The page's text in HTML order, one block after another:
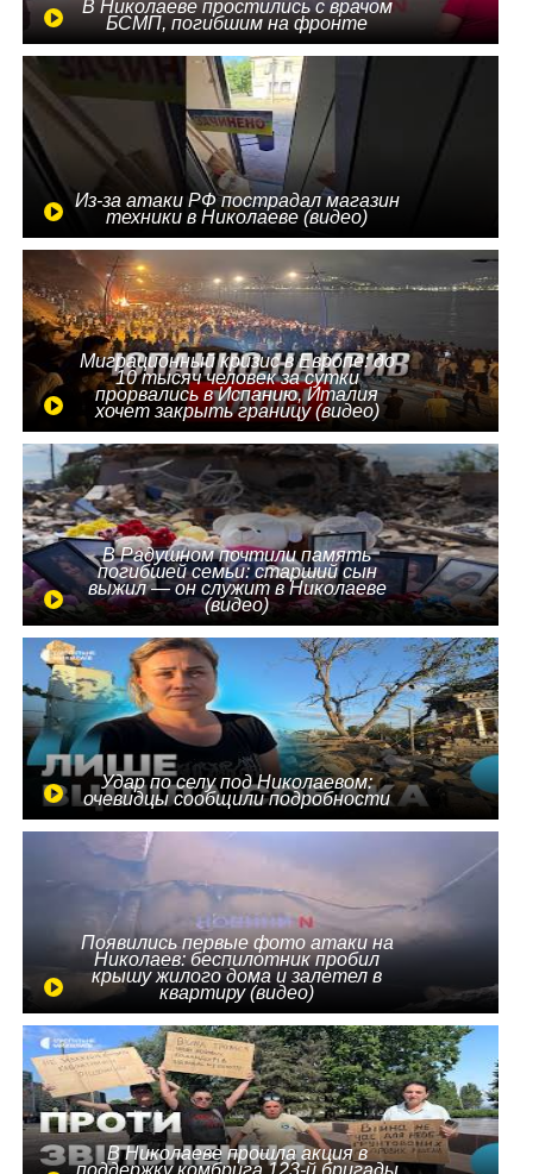
В Николаеве простились с врачом
БСМП, погибшим на фронте
Из-за атаки РФ пострадал магазин
техники в Николаеве (видео)
Миграционный кризис в Европе: до
10 тысяч человек за сутки
прорвались в Испанию, Италия
хочет закрыть границу (видео)
В Радушном почтили память
погибшей семьи: старший сын
выжил — он служит в Николаеве
(видео)
Удар по селу под Николаевом:
очевидцы сообщили подробности
Появились первые фото атаки на
Николаев: беспилотник пробил
крышу жилого дома и залетел в
квартиру (видео)
В Николаеве прошла акция в